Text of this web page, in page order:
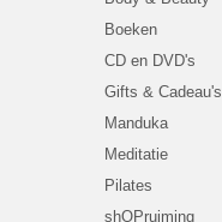
Boeken
CD en DVD's
Gifts & Cadeau's
Manduka
Meditatie
Pilates
shOPruiming